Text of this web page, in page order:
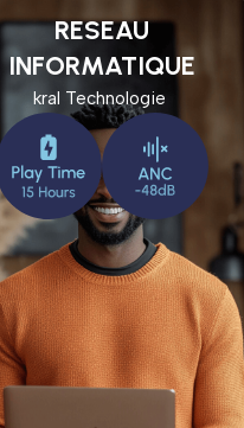
RESEAU
INFORMATIQUE
kral Technologie